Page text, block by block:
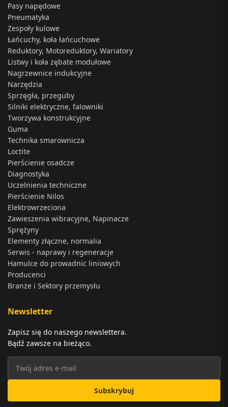
Pasy napędowe
Pneumatyka
Zespoły kulowe
Łańcuchy, koła łańcuchowe
Reduktory, Motoreduktory, Wariatory
Listwy i koła zębate modułowe
Nagrzewnice indukcyjne
Narzędzia
Sprzęgła, przeguby
Silniki elektryczne, falowniki
Tworzywa konstrukcyjne
Guma
Technika smarownicza
Loctite
Pierścienie osadcze
Diagnostyka
Uczelnienia techniczne
Pierścienie Nilos
Elektrowrzeciona
Zawieszenia wibracyjne, Napinacze
Sprężyny
Elementy złączne, normalia
Serwis - naprawy i regeneracje
Hamulce do prowadnic liniowych
Producenci
Branże i Sektory przemysłu
Newsletter
Zapisz się do naszego newslettera.
Bądź zawsze na bieżąco.
Subskrybuj